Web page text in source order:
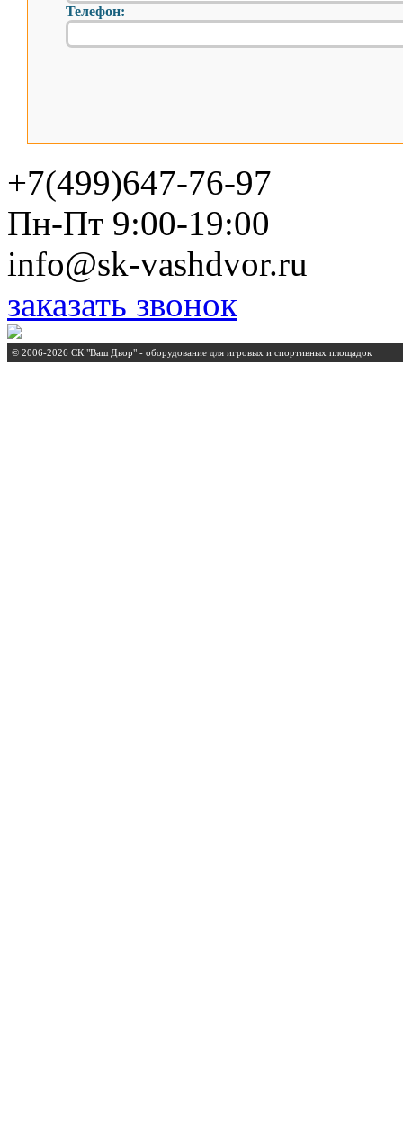
Телефон:
+7(499)647-76-97
Пн-Пт 9:00-19:00
info@sk-vashdvor.ru
заказать звонок
© 2006-2026 СК "Ваш Двор" - оборудование для игровых и спортивных площадок